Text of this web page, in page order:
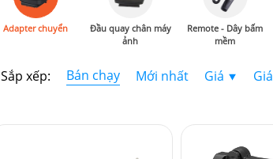
Adapter chuyển
Đầu quay chân máy
ảnh
Remote - Dây bấm
mềm
Sắp xếp: Bán chạy Mới nhất Giá Giá